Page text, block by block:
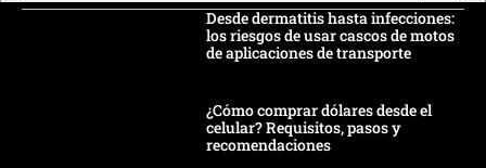
Desde dermatitis hasta infecciones:
los riesgos de usar cascos de motos
de aplicaciones de transporte
¿Cómo comprar dólares desde el
celular? Requisitos, pasos y
recomendaciones